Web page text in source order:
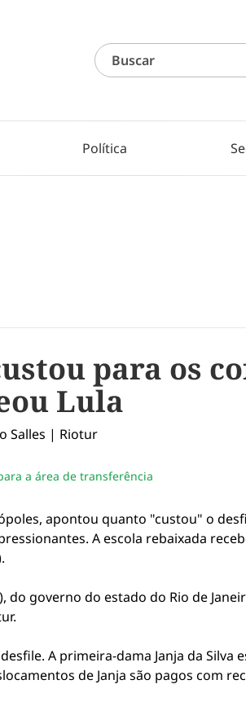
Política
para os
Lula
a área de transferência
apontou quanto "custou" o
A escola rebaixada
do governo do estado do Rio de
A primeira-dama Janja da Silva
de Janja são pagos com